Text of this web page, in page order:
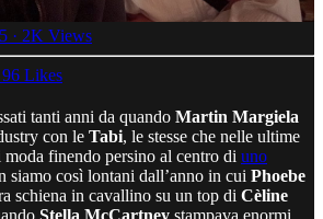
· 2K Views
96 Likes
tanti anni da quando Martin Margiela
con le Tabi, le stesse che nelle ultime
finendo persino al centro di uno
siamo così lontani dall’anno in cui Phoebe
schiena in cavallino su un top di Cèline
Stella McCartney stampava enormi